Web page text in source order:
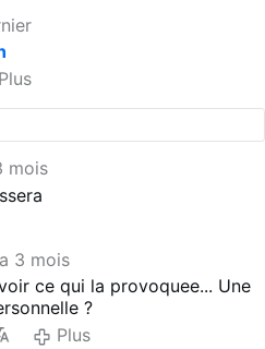
se bat pour une pastorale,
désuète, une idée
de ce que devrait
l'Eglise,..."
à une "intelligence"
comme chatgpt : "Quel
en se donnant pour
Saint Pie X ?"
la réponse de l'ingénu : "
Sacerdotale Saint-
(FSSPX), fondée par Marcel
en 1970, a choisi Pie X
patron principalement
Plus
mois
3 mois
ce qui la provoquee... Une
?
Plus